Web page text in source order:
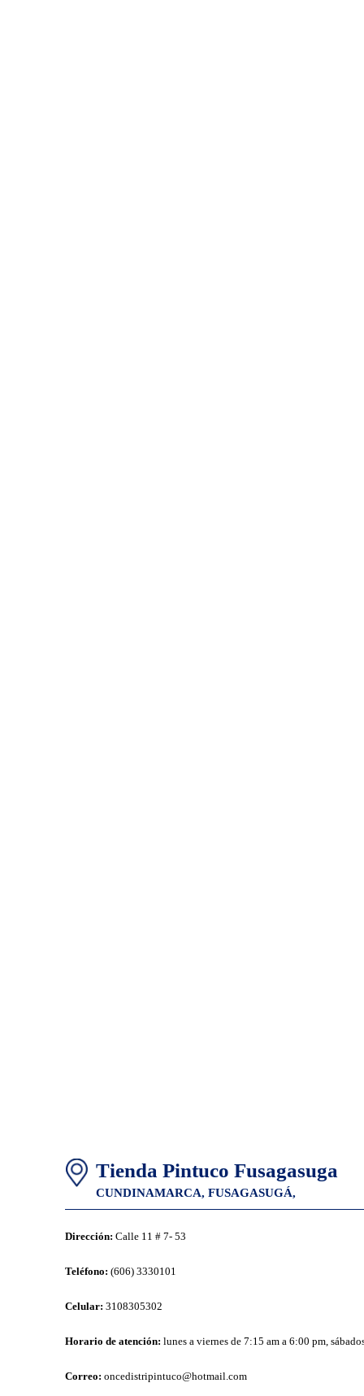
Tienda Pintuco Fusagasuga
CUNDINAMARCA, FUSAGASUGÁ,
Dirección: Calle 11 # 7- 53
Teléfono: (606) 3330101
Celular: 3108305302
Horario de atención: lunes a viernes de 7:15 am a 6:00 pm,
Correo: oncedistripintuco@hotmail.com